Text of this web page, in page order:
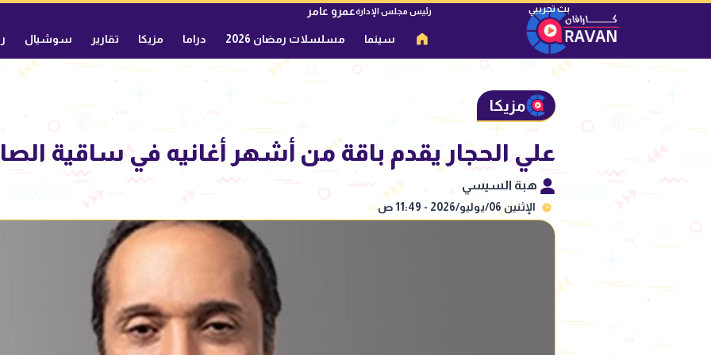
رئيس مجلس الإدارةعمرو عامر
سينما مسلسلات رمضان 2026 دراما مزيكا تقارير سوشيال
مزيكا
علي الحجار يقدم باقة من أشهر أغانيه في ساقية الصاوي 29
هبة السيسي
الإثنين 06/يوليو/2026 - 11:49 ص